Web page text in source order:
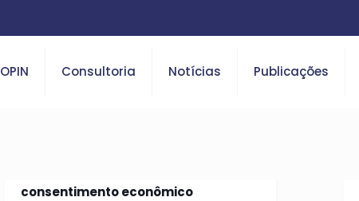
OPIN Consultoria Notícias Publicações
consentimento econômico